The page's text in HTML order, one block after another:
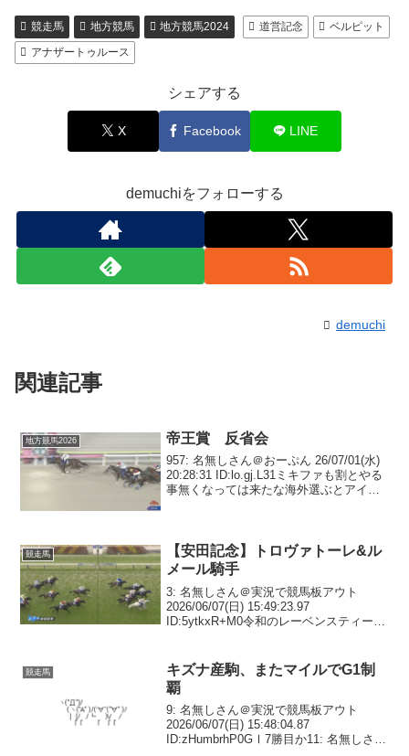
競走馬 地方競馬 地方競馬2024 道営記念
ベルピット
アナザートゥルース
シェアする
X Facebook LINE
demuchiをフォローする
demuchi
関連記事
地方競馬2026 帝王賞 反省会
957: 名無しさん＠おーぷん 26/07/01(水)
20:28:31 ID:lo.gj.L31ミキファも割とやる
事無くなっては来たな海外選ぶとアイツ
競走馬
【安田記念】トロヴァトーレ&ル
メール騎手
3: 名無しさん＠実況で競馬板アウト
2026/06/07(日) 15:49:23.97
ID:5ytkxR+M0令和のレーベンスティール
競走馬
キズナ産駒、またマイルでG1制
覇
9: 名無しさん＠実況で競馬板アウト
2026/06/07(日) 15:48:04.87
ID:zHumbrhP0GⅠ7勝目か11: 名無しさん